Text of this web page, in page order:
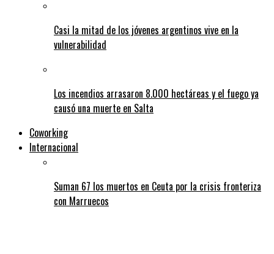
Casi la mitad de los jóvenes argentinos vive en la
vulnerabilidad
Los incendios arrasaron 8.000 hectáreas y el fuego ya
causó una muerte en Salta
Coworking
Internacional
Suman 67 los muertos en Ceuta por la crisis fronteriza
con Marruecos